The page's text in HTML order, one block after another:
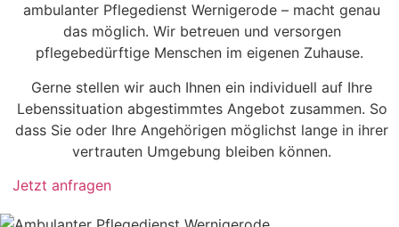
ambulanter Pflegedienst Wernigerode – macht genau
das möglich. Wir betreuen und versorgen
pflegebedürftige Menschen im eigenen Zuhause.
Gerne stellen wir auch Ihnen ein individuell auf Ihre
Lebenssituation abgestimmtes Angebot zusammen. So
dass Sie oder Ihre Angehörigen möglichst lange in ihrer
vertrauten Umgebung bleiben können.
Jetzt anfragen